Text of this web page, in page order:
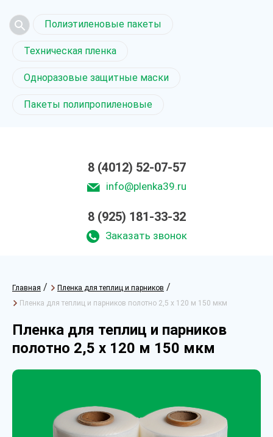
Полиэтиленовые пакеты
Техническая пленка
Одноразовые защитные маски
Пакеты полипропиленовые
8 (4012) 52-07-57
info@plenka39.ru
8 (925) 181-33-32
Заказать звонок
Главная / Пленка для теплиц и парников /
Пленка для теплиц и парников полотно 2,5 х 120 м 150 мкм
Пленка для теплиц и парников
полотно 2,5 х 120 м 150 мкм